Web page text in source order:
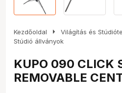
Kezdőoldal arrow_right Világítás és
Stúdió állványok
KUPO 090 CLICK
REMOVABLE